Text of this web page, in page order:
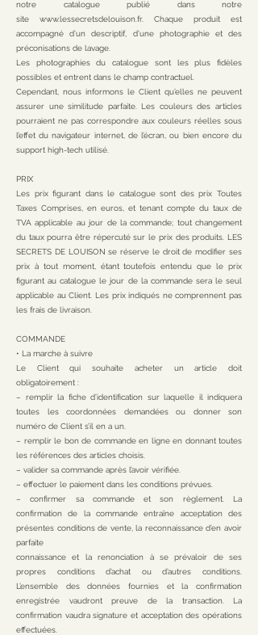
notre catalogue publié dans notre
site www.lessecretsdelouison.fr. Chaque produit est
accompagné d’un descriptif, d’une photographie et des
préconisations de lavage.
Les photographies du catalogue sont les plus fidèles
possibles et entrent dans le champ contractuel.
Cependant, nous informons le Client qu’elles ne peuvent
assurer une similitude parfaite. Les couleurs des articles
pourraient ne pas correspondre aux couleurs réelles sous
l’effet du navigateur internet, de l’écran, ou bien encore du
support high-tech utilisé.
PRIX
Les prix figurant dans le catalogue sont des prix Toutes
Taxes Comprises, en euros, et tenant compte du taux de
TVA applicable au jour de la commande; tout changement
du taux pourra être répercuté sur le prix des produits. LES
SECRETS DE LOUISON se réserve le droit de modifier ses
prix à tout moment, étant toutefois entendu que le prix
figurant au catalogue le jour de la commande sera le seul
applicable au Client. Les prix indiqués ne comprennent pas
les frais de livraison.
COMMANDE
• La marche à suivre
Le Client qui souhaite acheter un article doit
obligatoirement :
– remplir la fiche d’identification sur laquelle il indiquera
toutes les coordonnées demandées ou donner son
numéro de Client s’il en a un.
– remplir le bon de commande en ligne en donnant toutes
les références des articles choisis.
– valider sa commande après l’avoir vérifiée.
– effectuer le paiement dans les conditions prévues.
– confirmer sa commande et son règlement. La
confirmation de la commande entraîne acceptation des
présentes conditions de vente, la reconnaissance d’en avoir
parfaite
connaissance et la renonciation à se prévaloir de ses
propres conditions d’achat ou d’autres conditions.
L’ensemble des données fournies et la confirmation
enregistrée vaudront preuve de la transaction. La
confirmation vaudra signature et acceptation des opérations
effectuées.